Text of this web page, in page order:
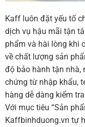
Kaff luôn đặt yếu tố
dịch vụ hậu mãi tận
phẩm và hài lòng khi
về chất lượng sản
độ bảo hành tận nhà,
chứng từ nhập khẩu,
hàng dễ dàng kiểm
Với mục tiêu “Sản
Kaffbinhduong.vn tự